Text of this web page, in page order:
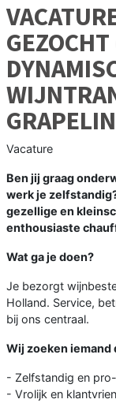
Vacature
Ben jij graag
werk je
gezellige en
enthousiaste
Wat ga je doen?
Je bezorgt
Holland. Service,
bij ons centraal.
Wij zoeken iemand
- Zelfstandig en
- Vrolijk en